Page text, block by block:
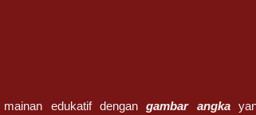
edukatif dengangambar angka